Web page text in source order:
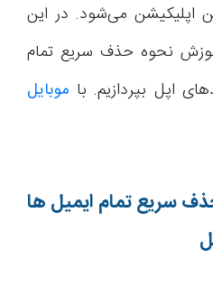
اپلیکیشن می‌شود. در این
نحوه حذف سریع تمام
اپل بپردازیم. با موبایل
سریع تمام ایمیل ها